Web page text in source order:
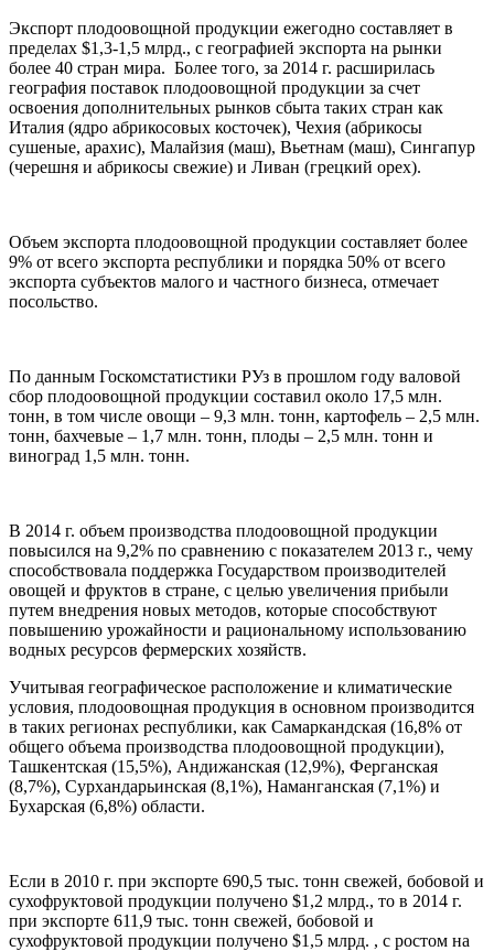
Экспорт плодоовощной продукции ежегодно составляет в
пределах $1,3-1,5 млрд., с географией экспорта на рынки
более 40 стран мира. Более того, за 2014 г. расширилась
география поставок плодоовощной продукции за счет
освоения дополнительных рынков сбыта таких стран как
Италия (ядро абрикосовых косточек), Чехия (абрикосы
сушеные, арахис), Малайзия (маш), Вьетнам (маш), Сингапур
(черешня и абрикосы свежие) и Ливан (грецкий орех).
Объем экспорта плодоовощной продукции составляет более
9% от всего экспорта республики и порядка 50% от всего
экспорта субъектов малого и частного бизнеса, отмечает
посольство.
По данным Госкомстатистики РУз в прошлом году валовой
сбор плодоовощной продукции составил около 17,5 млн.
тонн, в том числе овощи – 9,3 млн. тонн, картофель – 2,5 млн.
тонн, бахчевые – 1,7 млн. тонн, плоды – 2,5 млн. тонн и
виноград 1,5 млн. тонн.
В 2014 г. объем производства плодоовощной продукции
повысился на 9,2% по сравнению с показателем 2013 г., чему
способствовала поддержка Государством производителей
овощей и фруктов в стране, с целью увеличения прибыли
путем внедрения новых методов, которые способствуют
повышению урожайности и рациональному использованию
водных ресурсов фермерских хозяйств.
Учитывая географическое расположение и климатические
условия, плодоовощная продукция в основном производится
в таких регионах республики, как Самаркандская (16,8% от
общего объема производства плодоовощной продукции),
Ташкентская (15,5%), Андижанская (12,9%), Ферганская
(8,7%), Сурхандарьинская (8,1%), Наманганская (7,1%) и
Бухарская (6,8%) области.
Если в 2010 г. при экспорте 690,5 тыс. тонн свежей, бобовой и
сухофруктовой продукции получено $1,2 млрд., то в 2014 г.
при экспорте 611,9 тыс. тонн свежей, бобовой и
сухофруктовой продукции получено $1,5 млрд. , с ростом на